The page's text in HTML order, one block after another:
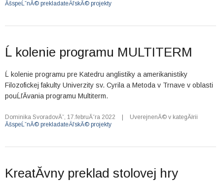
ĂšspeĹˇnĂ© prekladateÄľskĂ© projekty
Ĺ kolenie programu MULTITERM
Ĺ kolenie programu pre Katedru anglistiky a amerikanistiky
Filozofickej fakulty Univerzity sv. Cyrila a Metoda v Trnave v oblasti
pouĹľĂ­vania programu Multiterm.
Dominika SvoradovĂˇ, 17.februĂˇra 2022
UverejnenĂ© v kategĂłrii
ĂšspeĹˇnĂ© prekladateÄľskĂ© projekty
KreatĂ­vny preklad stolovej hry